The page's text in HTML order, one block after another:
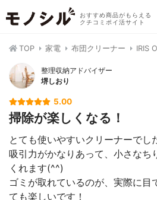
おすすめ商品がもらえる
クチコミポイ活サイト
TOP 家電 布団クリーナー IRIS
整理収納アドバイザー
堺しおり
5.00
掃除が楽しくなる！
とても使いやすいクリーナーでし
吸引力がかなりあって、小さなち
くれます(^^)
ゴミが取れているのが、実際に目
ても楽しいです！